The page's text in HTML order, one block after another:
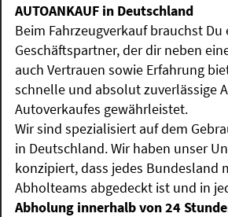
AUTOANKAUF in Deutschland
Beim Fahrzeugverkauf brauchst Du
Geschäftspartner, der dir neben
auch Vertrauen sowie Erfahrung
schnelle und absolut zuverlässige
Autoverkaufes gewährleistet.
Wir sind spezialisiert auf dem
in Deutschland. Wir haben unser
konzipiert, dass jedes Bundesland
Abholteams abgedeckt ist und in
Abholung innerhalb von 24